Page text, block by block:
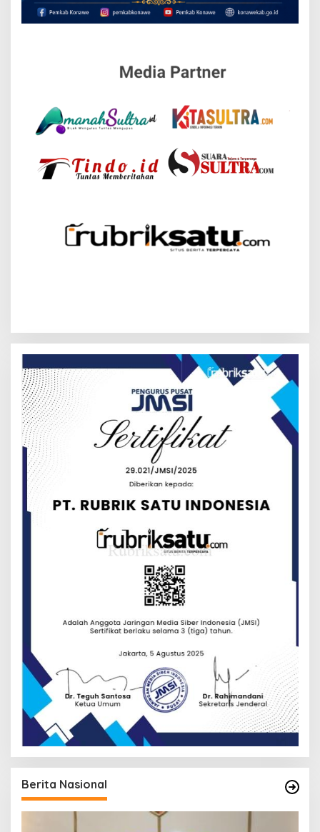
Berita Nasional